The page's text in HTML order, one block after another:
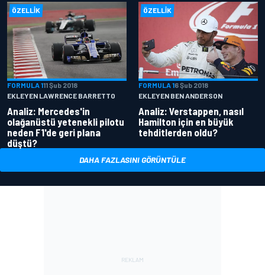
ÖZELLIK
FORMULA 111 Şub 2018
EKLEYEN LAWRENCE BARRETTO
Analiz: Mercedes'in
olağanüstü yetenekli pilotu
neden F1'de geri plana
düştü?
ÖZELLIK
FORMULA 16 Şub 2018
EKLEYEN BEN ANDERSON
Analiz: Verstappen, nasıl
Hamilton için en büyük
tehditlerden oldu?
DAHA FAZLASINI GÖRÜNTÜLE